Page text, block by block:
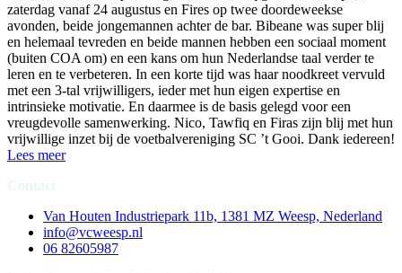
zaterdag vanaf 24 augustus en Fires op twee doordeweekse
avonden, beide jongemannen achter de bar. Bibeane was super blij
en helemaal tevreden en beide mannen hebben een sociaal moment
(buiten COA om) en een kans om hun Nederlandse taal verder te
leren en te verbeteren. In een korte tijd was haar noodkreet vervuld
met een 3-tal vrijwilligers, ieder met hun eigen expertise en
intrinsieke motivatie. En daarmee is de basis gelegd voor een
vreugdevolle samenwerking. Nico, Tawfiq en Firas zijn blij met hun
vrijwillige inzet bij de voetbalvereniging SC ’t Gooi. Dank iedereen!
Lees meer
Van Houten Industriepark 11b, 1381 MZ Weesp, Nederland
info@vcweesp.nl
06 82605987